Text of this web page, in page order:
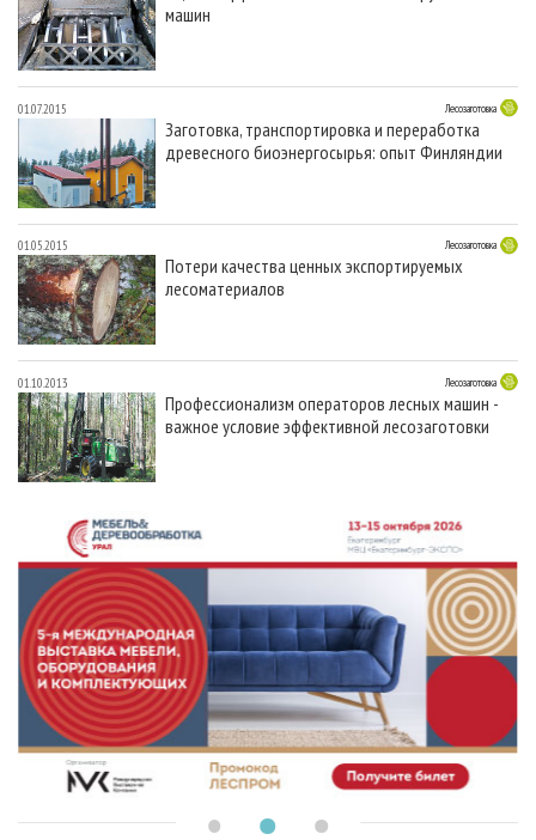
СУШКА ДРЕВЕСИНЫ
ПРОИЗВОДСТВО ДРЕВЕСНЫХ ПЛИТ
ДЕРЕВЯННОЕ ДОМОСТРОЕНИЕ
ПРОИЗВОДСТВО МЕБЕЛИ
БИОЭНЕРГЕТИКА
ЦБП
ИНСТРУМЕНТ И МАТЕРИАЛЫ
ПЕРСОНЫ
МОБИЛЬНЫЕ ВЫСТАВКИ
ПРИОРИТЕТНЫЕ ИНВЕСТПРОЕКТЫ
RUSSIAN FORESTRY REVIEW
ГАЗЕТА ЛЕСПРОМФОРУМ
БИБЛИОТЕКА СПЕЦИАЛИСТА
КОНТАКТЫ
РЕКЛАМА
РЕКЛАМА НА САЙТЕ
машин
01.07.2015 Лесозаготовка
Заготовка, транспортировка и переработка
древесного биоэнергосырья: опыт Финляндии
01.05.2015 Лесозаготовка
Потери качества ценных экспортируемых
лесоматериалов
01.10.2013 Лесозаготовка
Профессионализм операторов лесных машин -
важное условие эффективной лесозаготовки